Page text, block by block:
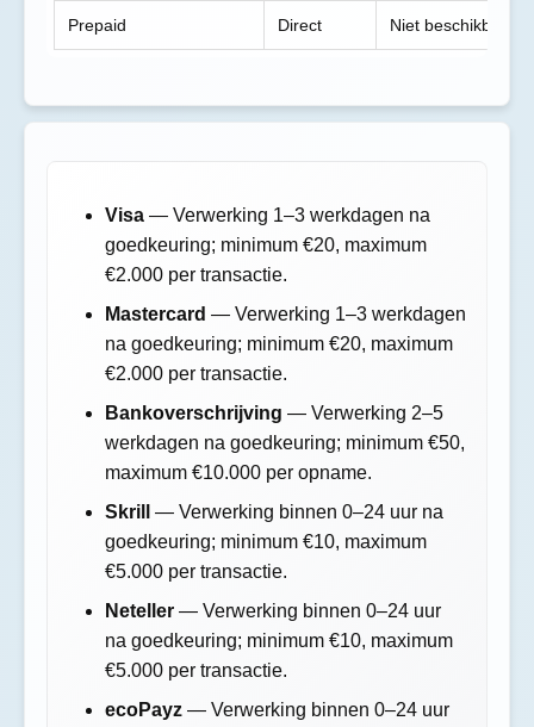
Prepaid Direct Niet beschikbaar
Visa — Verwerking 1–3 werkdagen na
goedkeuring; minimum €20, maximum
€2.000 per transactie.
Mastercard — Verwerking 1–3 werkdagen
na goedkeuring; minimum €20, maximum
€2.000 per transactie.
Bankoverschrijving — Verwerking 2–5
werkdagen na goedkeuring; minimum €50,
maximum €10.000 per opname.
Skrill
— Verwerking binnen 0–24 uur na
goedkeuring; minimum €10, maximum
€5.000 per transactie.
Neteller — Verwerking binnen 0–24 uur
na goedkeuring; minimum €10, maximum
€5.000 per transactie.
ecoPayz — Verwerking binnen 0–24 uur